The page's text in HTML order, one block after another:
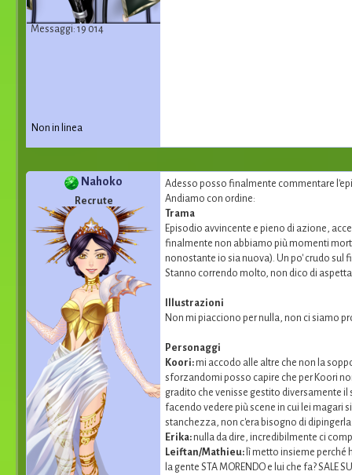
Messaggi: 19 014
Non in linea
Nahoko
Recrute
Adesso posso finalmente commentare
Andiamo con ordine:
Trama
Episodio avvincente e pieno di azione,
finalmente non abbiamo più momenti
nonostante io sia nuova). Un po' crudo sul
Stanno correndo molto, non dico di
Illustrazioni
Non mi piacciono per nulla, non ci siamo
Personaggi
Koori: mi accodo alle altre che non la
sforzandomi posso capire che per Koori
gradito che venisse gestito diversamente il
facendo vedere più scene in cui lei magari
stanchezza, non c'era bisogno di
Erika: nulla da dire, incredibilmente ci
Leiftan/Mathieu: lì metto insieme perché
la gente STA MORENDO e lui che fa?